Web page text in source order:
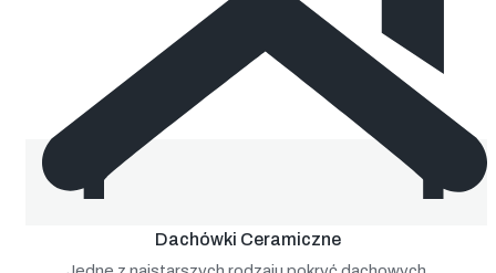
Dachówki Ceramiczne